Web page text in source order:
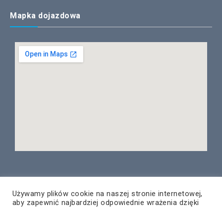
Mapka dojazdowa
© Copyright 2020 – PNT Rzeszów
Używamy plików cookie na naszej stronie internetowej,
aby zapewnić najbardziej odpowiednie wrażenia dzięki